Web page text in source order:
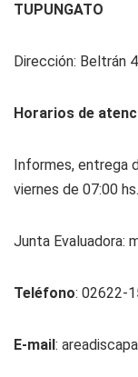
TUPUNGATO
Dirección: Beltrán
Horarios de
Informes, entrega
viernes de 07:00
Junta Evaluadora:
Teléfono: 02622-
E-mail: